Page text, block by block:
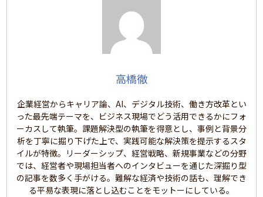
高橋徹
企業経営からキャリア論、AI、デジタル技術、働き方改革とい
った最先端テーマを、ビジネス現場でどう活用できるかにフォ
ーカスして執筆。課題解決型の執筆を得意とし、事例と背景分
析を丁寧に掘り下げた上で、実践可能な解決策を提示するスタ
イルが特徴。リーダーシップ、経営戦略、新規事業などの分野
では、経営者や現場担当者へのインタビューを通じた深掘り型
の記事を数多く手がける。難解な経済や技術の話も、理解でき
る平易な表現に落とし込むことをモットーにしている。